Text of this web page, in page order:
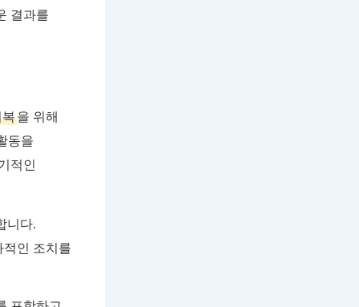
결과를
을 위해
동을
적인
니다.
인 조치를